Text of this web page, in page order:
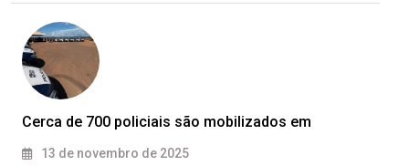
Cerca de 700 policiais são mobilizados em
13 de novembro de 2025